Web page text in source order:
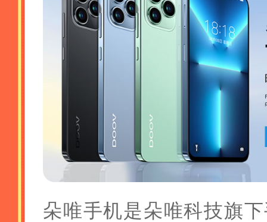
朵唯手机是朵唯科技旗